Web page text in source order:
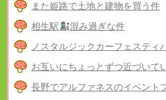
また姫路で土地と建物を買う件
相生駅
混み過ぎな件
ノスタルジックカーフェスティ
お互いにちょっとずつ近づいて
長野でアルファネスのイベント